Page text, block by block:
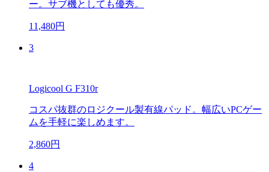
ー。サブ機としても優秀。
11,480円
3
Logicool G F310r
コスパ抜群のロジクール製有線パッド。幅広いPCゲー
ムを手軽に楽しめます。
2,860円
4